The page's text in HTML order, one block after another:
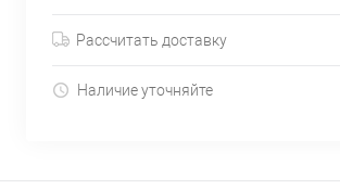
Рассчитать доставку
Наличие уточняйте